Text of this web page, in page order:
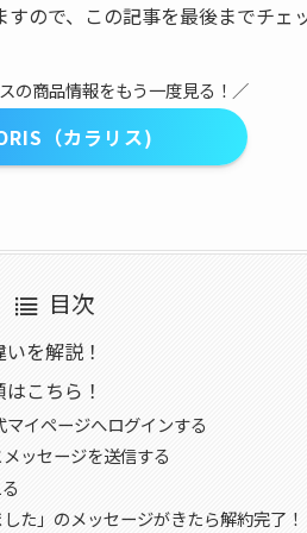
ので、この記事を最後までチェ
の商品情報をもう一度見る！／
（カラリス)
目次
を解説！
こちら！
イページへログインする
ッセージを送信する
た」のメッセージがきたら解約完了！